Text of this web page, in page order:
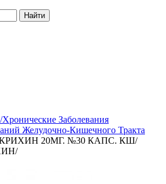
Найти
Заболевания
Желудочно-Кишечного Тракта
20МГ. №30 КАПС. КШ/